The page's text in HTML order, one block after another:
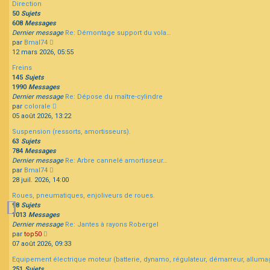
Direction
50 Sujets
608 Messages
Dernier message Re: Démontage support du vola…
par Bmal74
le
12 mars 2026, 05:55
Freins
145 Sujets
1990Messages
Dernier message Re: Dépose du maître-cylindre
par colorale
le
message
05 août 2026, 13:22
Suspension (ressorts, amortisseurs).
63 Sujets
784 Messages
Dernier message Re: Arbre cannelé amortisseur…
par Bmal74
le
message
28 juil. 2026, 14:00
Roues, pneumatiques, enjoliveurs de roues.
98 Sujets
1013 Messages
Dernier message Re: Jantes à rayons Robergel
par top50
le
message
07 août 2026, 09:33
Equipement électrique moteur (batterie, dynamo, régulateur, démarreur,